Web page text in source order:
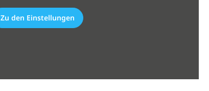
Zu den Einstellungen